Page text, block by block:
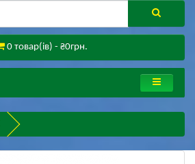
0 товар(ів) - ₴0грн.